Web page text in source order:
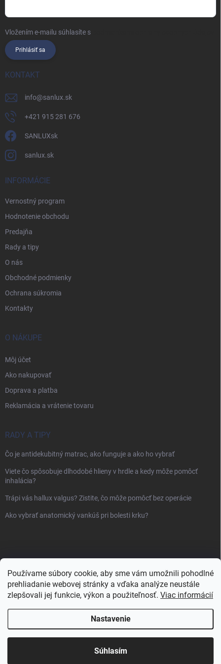
Používame súbory cookie, aby sme vám umožnili pohodlné
prehliadanie webovej stránky a vďaka analýze neustále
zlepšovali jej funkcie, výkon a použiteľnosť. Viac informácií
Nastavenie
Súhlasím
Vložením e-mailu súhlasíte s
Prihlásiť sa
KONTAKT
info@sanlux.sk
+421 915 281 676
SANLUXsk
sanlux.sk
INFORMÁCIE
Vernostný program
Hodnotenie obchodu
Predajňa
Rady a tipy
O nás
Obchodné podmienky
Ochrana súkromia
Kontakty
O NÁKUPE
Môj účet
Ako nakupovať
Doprava a platba
Reklamácia a vrátenie tovaru
RADY A TIPY
Čo je antidekubitný matrac, ako funguje a ako ho vybrať
Viete čo spôsobuje dlhodobé hlieny v hrdle a kedy môže pomôcť
inhalácia?
Trápi vás hallux valgus? Zistite, čo môže pomôcť bez operácie
Ako vybrať anatomický vankúš pri bolesti krku?
Sanlux.sk . Všetky práva vyhradené.